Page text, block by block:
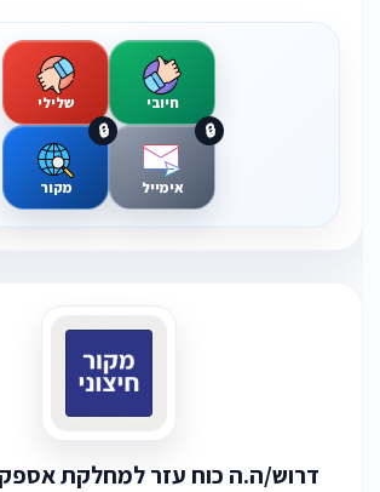
חיובי שלילי
אימייל
🔒
מקור
🔒
דרוש/ה.ה כוח עזר למחלקת